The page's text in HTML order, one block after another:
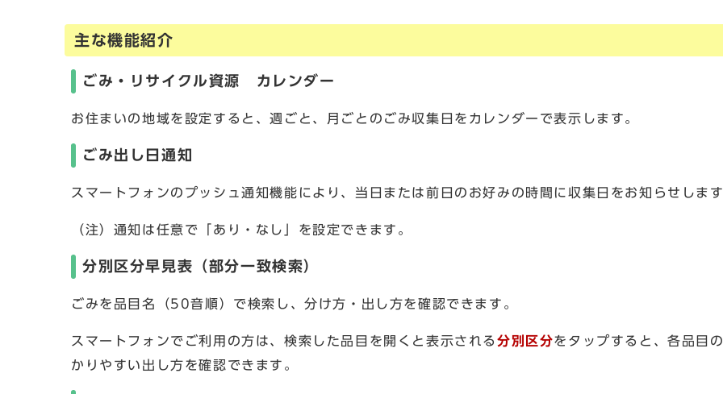
主な機能紹介
ごみ・リサイクル資源 カレンダー
お住まいの地域を設定すると、週ごと、月ごとのごみ収集日をカレンダーで表示します。
ごみ出し日通知
スマートフォンのプッシュ通知機能により、当日または前日のお好みの時間に収集日をお知らせします
（注）通知は任意で「あり・なし」を設定できます。
分別区分早見表（部分一致検索）
ごみを品目名（50音順）で検索し、分け方・出し方を確認できます。
スマートフォンでご利用の方は、検索した品目を開くと表示される分別区分をタップすると、各品目
かりやすい出し方を確認できます。